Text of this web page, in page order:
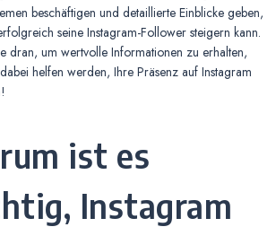
beschäftigen und detaillierte Einblicke geben,
seine Instagram-Follower steigern kann.
dran, um wertvolle Informationen zu erhalten,
helfen werden, Ihre Präsenz auf Instagram
ist es
Instagram